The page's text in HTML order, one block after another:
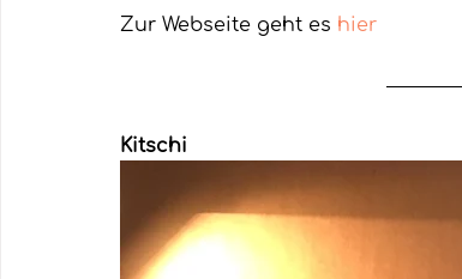
Zur Webseite geht es hier
Kitschi